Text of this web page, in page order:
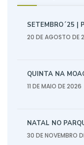
SETEMBRO´25 |
20 DE AGOSTO DE
QUINTA NA
11 DE MAIO DE 2026
NATAL NO
30 DE NOVEMBRO